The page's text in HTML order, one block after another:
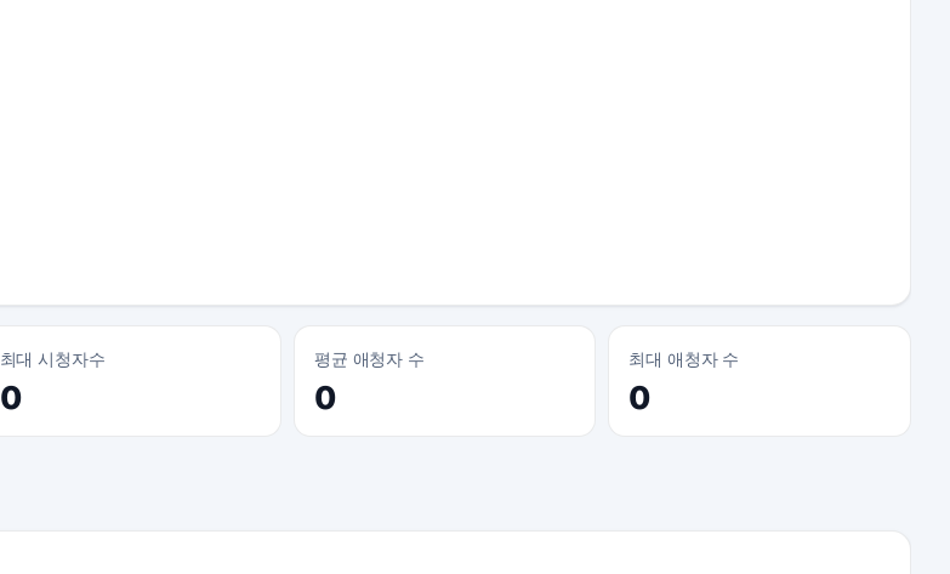
최대 시청자수
0
평균 애청자 수
0
최대 애청자 수
0